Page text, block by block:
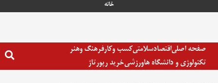
خانه
صفحه اصلیاقتصادسلامتیکسب وکارفرهنگ وهنر
تکنولوژی و دانشگاه هاورزشیخرید رپورتاژ